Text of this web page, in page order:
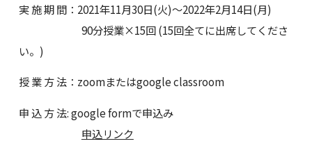
実 施 期 間：2021年11月30日(火)～2022年2月14日(月)
90分授業×15回 (15回全てに出席してくださ
い。)
授 業 方 法：zoomまたはgoogle classroom
申 込 方 法: google formで申込み
申込リンク